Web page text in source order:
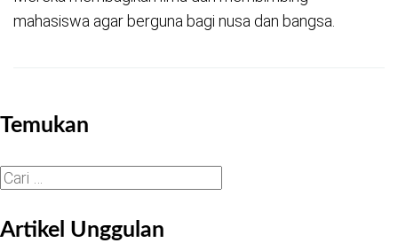
mahasiswa agar berguna bagi nusa dan bangsa.
Temukan
Cari
Artikel Unggulan